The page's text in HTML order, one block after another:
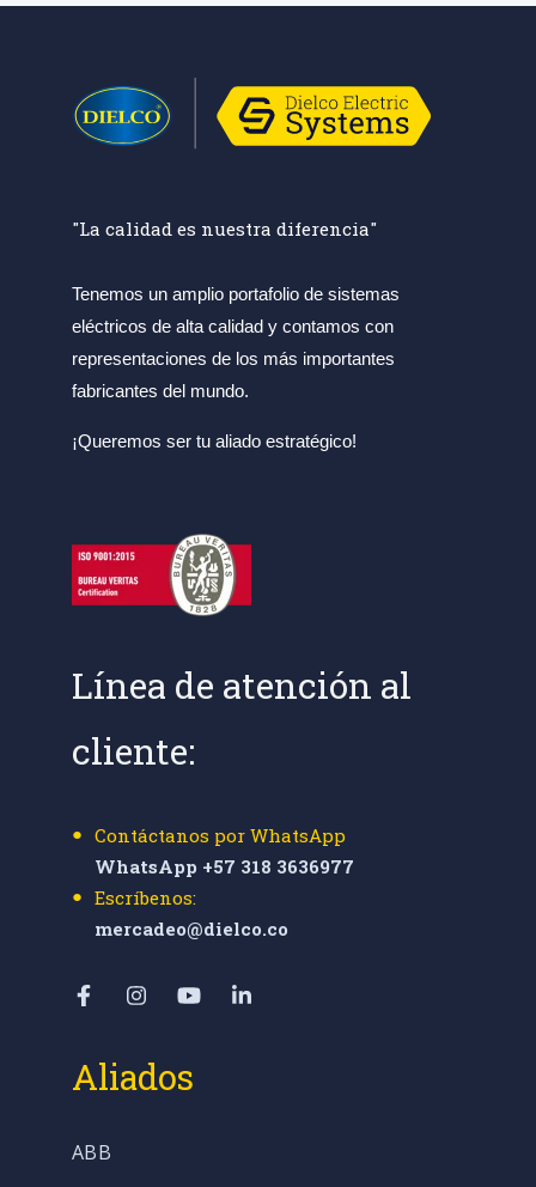
"La calidad es nuestra diferencia"
Tenemos un amplio portafolio de sistemas
eléctricos de alta calidad y contamos con
representaciones de los más importantes
fabricantes del mundo.
¡Queremos ser tu aliado estratégico!
Línea de atención al
cliente:
Contáctanos por WhatsApp
WhatsApp +57 318 3636977
Escríbenos:
mercadeo@dielco.co
Aliados
ABB